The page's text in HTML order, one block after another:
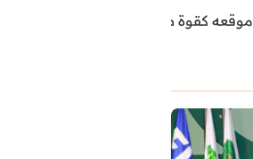
كقوة طاقية إقليمية